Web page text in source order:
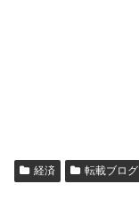
経済 転載ブログ